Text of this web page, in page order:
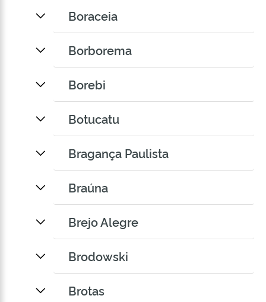
Boraceia
Borborema
Borebi
Botucatu
Bragança Paulista
Braúna
Brejo Alegre
Brodowski
Brotas